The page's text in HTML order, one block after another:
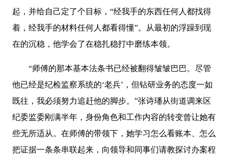
起，并给自己定了个目标，“经我手的东西任何人都找得
着，经我手的材料任何人都看得懂”。从最初的浮躁到现
在的沉稳，他学会了在稳扎稳打中磨练本领。
“师傅的那本基本法条书已经被翻得皱皱巴巴。尽管
他已经是纪检监察系统的‘老兵’，但钻研业务的态度一如
既往，我必须努力追赶他的脚步。”张诗璠从街道调来区
纪委监委刚满半年，身份角色和工作内容的转变曾让她有
些无所适从。在师傅的带领下，她学习怎么看账本、怎么
把证据一条条串联起来，向领导和同事们请教探讨办案程